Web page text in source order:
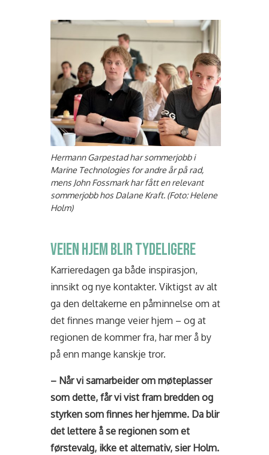
Hermann Garpestad har sommerjobb i
Marine Technologies for andre år på rad,
mens John Fossmark har fått en relevant
sommerjobb hos Dalane Kraft. (Foto: Helene
Holm)
VEIEN HJEM BLIR TYDELIGERE
Karrieredagen ga både inspirasjon,
innsikt og nye kontakter. Viktigst av alt
ga den deltakerne en påminnelse om at
det finnes mange veier hjem – og at
regionen de kommer fra, har mer å by
på enn mange kanskje tror.
– Når vi samarbeider om møteplasser
som dette, får vi vist fram bredden og
styrken som finnes her hjemme. Da blir
det lettere å se regionen som et
førstevalg, ikke et alternativ, sier Holm.